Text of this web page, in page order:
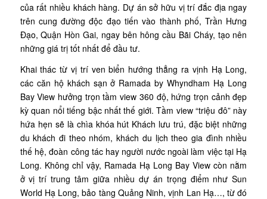
của rất nhiều khách hàng. Dự án sở hữu vị trí đắc địa ngay
trên cung đường độc đạo tiến vào thành phố, Trần Hưng
Đạo, Quận Hòn Gai, ngay bên hông cầu Bãi Cháy, tạo nên
những giá trị tốt nhất để đầu tư.
Khai thác từ vị trí ven biển hướng thẳng ra vịnh Hạ Long,
các căn hộ khách sạn ở Ramada by Whyndham Hạ Long
Bay View hưởng trọn tầm view 360 độ, hứng trọn cảnh đẹp
kỳ quan nổi tiếng bậc nhất thế giới. Tầm view “triệu đô” này
hứa hẹn sẽ là chìa khóa hút Khách lưu trú, đặc biệt những
du khách đi theo nhóm, khách du lịch theo gia đình nhiều
thế hệ, đoàn công tác hay người nước ngoài làm việc tại Hạ
Long. Không chỉ vậy, Ramada Hạ Long Bay View còn nằm
ở vị trí trung tâm giữa nhiều dự án trọng điểm như Sun
World Hạ Long, bảo tàng Quảng Ninh, vịnh Lan Hạ…, từ đó